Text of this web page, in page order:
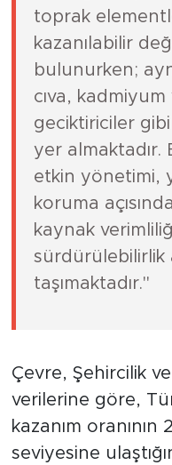
toprak
kazanılabilir
bulunurken;
cıva,
geciktiriciler
yer almaktadır.
etkin yönetimi,
koruma
kaynak
sürdürülebilirlik
taşımaktadır."
Çevre, Şehircilik
verilerine göre,
kazanım
seviyesine